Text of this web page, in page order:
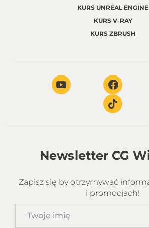
KURS UNREAL ENGINE
KURS V-RAY
KURS ZBRUSH
Newsletter CG
Zapisz się by otrzymywać informacje o
i promocjach!
Twoje
imię